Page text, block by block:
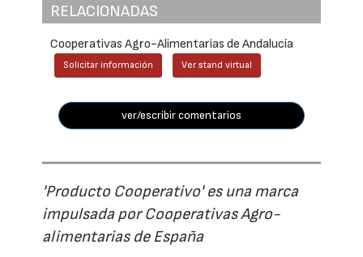
RELACIONADAS
Cooperativas Agro-Alimentarias de Andalucía
Solicitar información Ver stand virtual
ver/escribir comentarios
'Producto Cooperativo' es una marca
impulsada por Cooperativas Agro-
alimentarias de España